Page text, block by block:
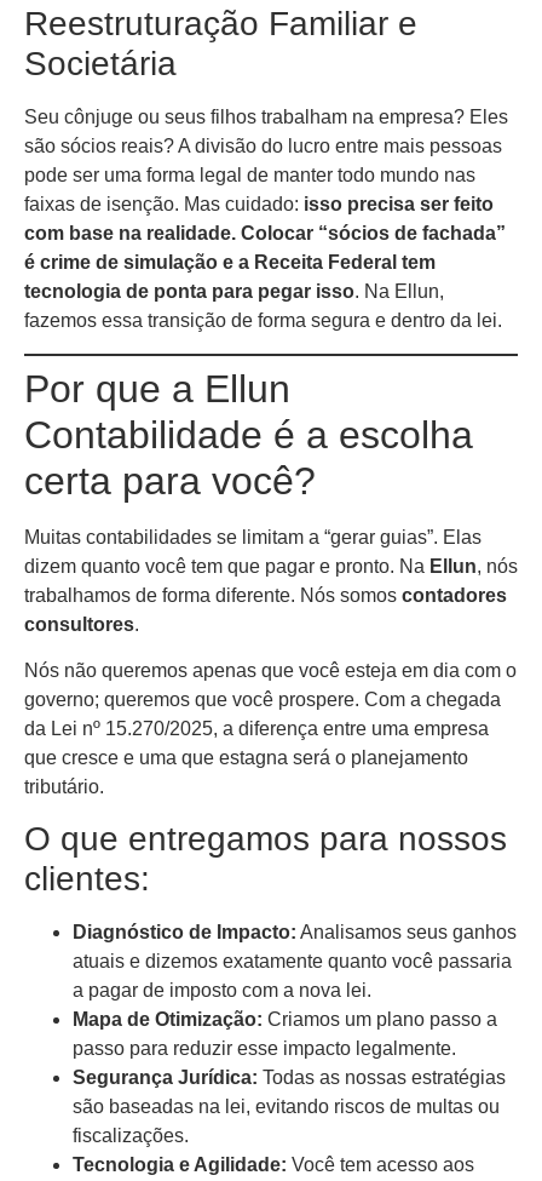
Reestruturação Familiar e
Societária
Seu cônjuge ou seus filhos trabalham na empresa? Eles
são sócios reais? A divisão do lucro entre mais pessoas
pode ser uma forma legal de manter todo mundo nas
faixas de isenção. Mas cuidado: isso precisa ser feito
com base na realidade. Colocar “sócios de fachada”
é crime de simulação e a Receita Federal tem
tecnologia de ponta para pegar isso. Na Ellun,
fazemos essa transição de forma segura e dentro da lei.
Por que a Ellun
Contabilidade é a escolha
certa para você?
Muitas contabilidades se limitam a “gerar guias”. Elas
dizem quanto você tem que pagar e pronto. Na Ellun, nós
trabalhamos de forma diferente. Nós somos contadores
consultores.
Nós não queremos apenas que você esteja em dia com o
governo; queremos que você prospere. Com a chegada
da Lei nº 15.270/2025, a diferença entre uma empresa
que cresce e uma que estagna será o planejamento
tributário.
O que entregamos para nossos
clientes:
Diagnóstico de Impacto: Analisamos seus ganhos
atuais e dizemos exatamente quanto você passaria
a pagar de imposto com a nova lei.
Mapa de Otimização: Criamos um plano passo a
passo para reduzir esse impacto legalmente.
Segurança Jurídica: Todas as nossas estratégias
são baseadas na lei, evitando riscos de multas ou
fiscalizações.
Tecnologia e Agilidade: Você tem acesso aos